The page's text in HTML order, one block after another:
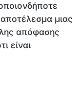
μιας
απόφασης
είναι